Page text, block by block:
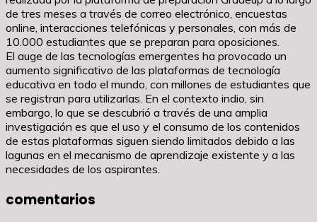
de tres meses a través de correo electrónico, encuestas
online, interacciones telefónicas y personales, con más de
10.000 estudiantes que se preparan para oposiciones.
El auge de las tecnologías emergentes ha provocado un
aumento significativo de las plataformas de tecnología
educativa en todo el mundo, con millones de estudiantes que
se registran para utilizarlas. En el contexto indio, sin
embargo, lo que se descubrió a través de una amplia
investigación es que el uso y el consumo de los contenidos
de estas plataformas siguen siendo limitados debido a las
lagunas en el mecanismo de aprendizaje existente y a las
necesidades de los aspirantes.
comentarios